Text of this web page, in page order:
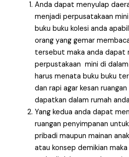
Anda dapat menyulap
menjadi perpusatakaan
buku buku kolesi anda
orang yang gemar
tersebut maka anda dapat
perpustakaan mini di
harus menata buku buku
dan rapi agar kesan
dapatkan dalam rumah
Yang kedua anda dapat
ruangan penyimpanan
pribadi maupun mainan
atau konsep demikian